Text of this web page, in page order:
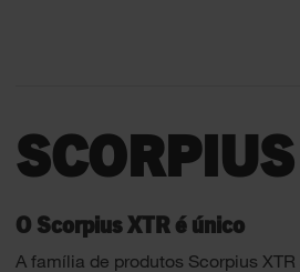
O Scorpius XTR é único
A família de produtos Scorpius